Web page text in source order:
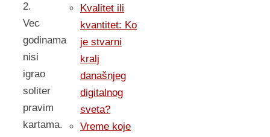
2.
Vec
godinama
nisi
igrao
soliter
pravim
kartama.
Kvalitet ili
kvantitet: Ko
je stvarni
kralj
današnjeg
digitalnog
sveta?
Vreme koje